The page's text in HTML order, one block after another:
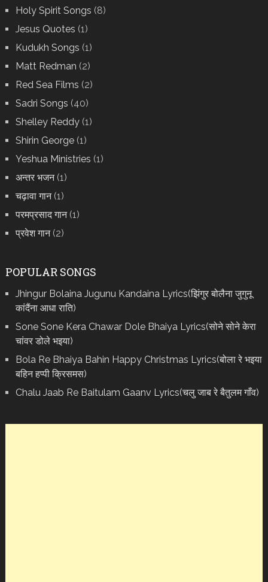
Holy Spirit Songs (8)
Jesus Quotes (1)
Kudukh Songs (1)
Matt Redman (2)
Red Sea Films (2)
Sadri Songs (40)
Shelley Reddy(1)
Shirin George(1)
Yeshua Ministries (1)
अन्तर भजन(1)
चढ़ावा गान(1)
परमप्रसाद गान(1)
प्रवेश गान(2)
POPULAR SONGS
Jhingur Bolaina Jugunu Kandaina Lyrics(झिंगुर बोलैना जुगुनू
कांदैंना आधा राति)
Sone Sone Kera Chawar Dole Bhaiya Lyrics(सोने सोने केरा
चांवर डोले भइया)
Bola Re Bh‌aiya Bahin Happy Christmas Lyrics(बोला रे भ‌इया
बहिन हप्पी क्रिसमस)
Chalu Jaab Re Baitulam Gaanv Lyrics(चलु जाब रे बैतुलम गाँव)